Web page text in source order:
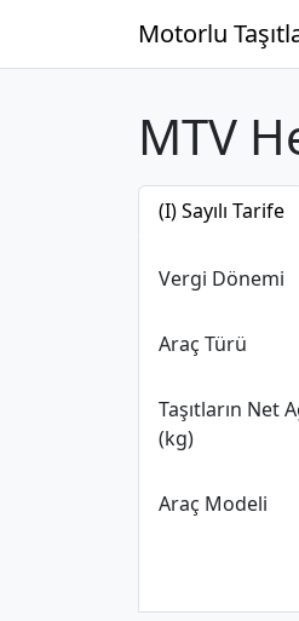
Motorlu
MTV
(I) Sayılı Tarife
Vergi Dönemi
Araç Türü
Taşıtların Net
(kg)
Araç Modeli